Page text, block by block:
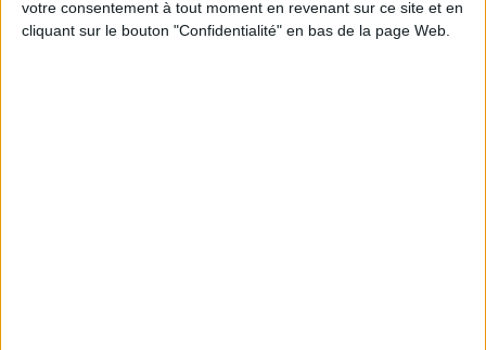
votre consentement à tout moment en revenant sur ce site et en
cliquant sur le bouton "Confidentialité" en bas de la page Web.